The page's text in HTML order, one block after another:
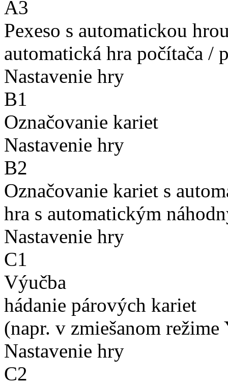
A3
Pexeso s automatickou
automatická hra počítača /
Nastavenie hry
B1
Označovanie kariet
Nastavenie hry
B2
Označovanie kariet s
hra s automatickým
Nastavenie hry
C1
Výučba
hádanie párových kariet
(napr. v zmiešanom režime
Nastavenie hry
C2